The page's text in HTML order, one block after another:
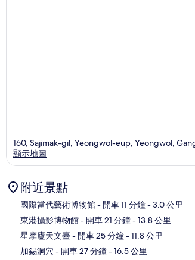
160, Sajimak-gil, Yeongwol-eup, Yeongwol,
顯示地圖
附近景點
國際當代藝術博物館- 開車 11 分鐘- 3.0 公里
東港攝影博物館- 開車 21 分鐘- 13.8 公里
星摩廬天文臺- 開車 25 分鐘- 11.8 公里
加錫洞穴 - 開車 27 分鐘- 16.5 公里